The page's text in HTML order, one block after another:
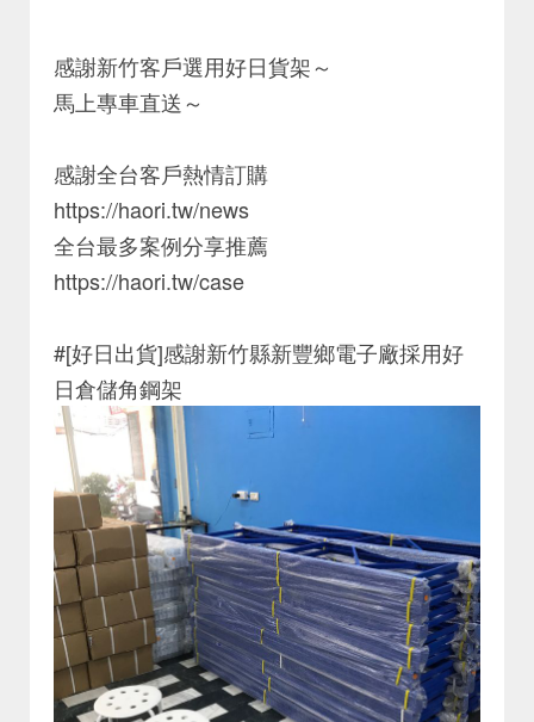
感謝新竹客戶選用好日貨架～
馬上專車直送～
感謝全台客戶熱情訂購
https://haori.tw/news
全台最多案例分享推薦
https://haori.tw/case
#[好日出貨]感謝新竹縣新豐鄉電子廠採用好
日倉儲角鋼架